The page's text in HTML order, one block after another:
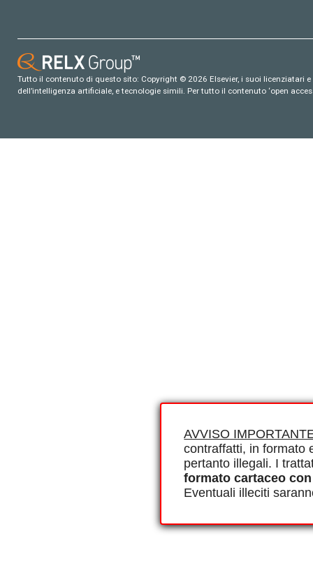
AVVISO
contraffatti, in formato
pertanto illegali. I
formato cartaceo
Eventuali illeciti
Tutto il contenuto di questo sito: Copyright © 2026 Elsevier, i suoi
dell’intelligenza artificiale, e tecnologie simili. Per tutto il contenuto ‘open